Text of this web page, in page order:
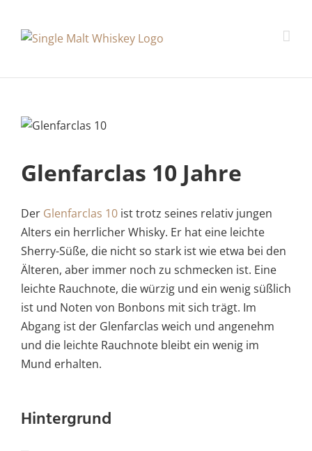
Glenfarclas 10 Jahre
Der Glenfarclas 10 ist trotz seines relativ jungen
Alters ein herrlicher Whisky. Er hat eine leichte
Sherry-Süße, die nicht so stark ist wie etwa bei den
Älteren, aber immer noch zu schmecken ist. Eine
leichte Rauchnote, die würzig und ein wenig süßlich
ist und Noten von Bonbons mit sich trägt. Im
Abgang ist der Glenfarclas weich und angenehm
und die leichte Rauchnote bleibt ein wenig im
Mund erhalten.
Hintergrund